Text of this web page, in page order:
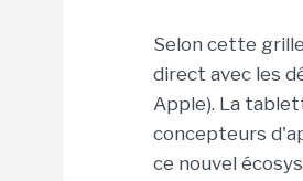
Selon cette
direct avec les
Apple). La
concepteurs
ce nouvel